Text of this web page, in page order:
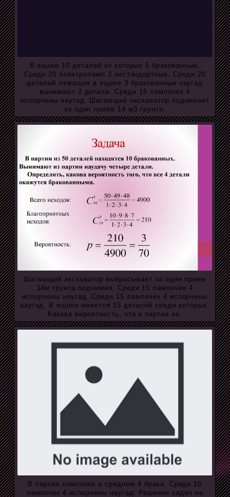
В ящике 10 деталей из которых 5 бракованные.
Среди 20 электроламп 3 нестандартные. Среди 20
деталей лежащих в ящике 3 бракованные наугад
вынимают 2 детали. Среди 15 лампочек 4
испорчены наугад. Шагающий экскаватор поднимает
за один приём 14 м3 грунта.
Шагающий экскаватор выбрасывает за один прием
14м грунта поднимая. Среди 15 лампочек 4
испорчены наугад. Среди 15 лампочек 4 испорчены
наугад. В ящике имеется 15 деталей среди которых.
Какова вероятность, что в партии из.
В партии лампочек в среднем 4 брака. Среди 15
лампочек 4 испорчены наугад. Решение задач на